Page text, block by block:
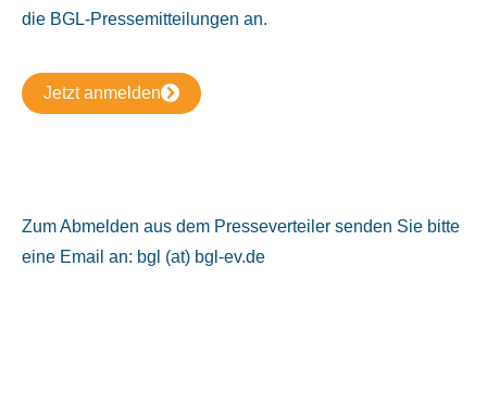
die BGL-Pressemitteilungen an.
Jetzt anmelden
Zum Abmelden aus dem Presseverteiler senden Sie bitte
eine Email an: bgl (at) bgl-ev.de